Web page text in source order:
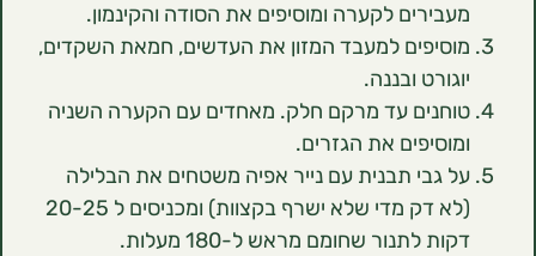
לקערה ומוסיפים את הסודה והקינמון.
למעבד המזון את העדשים, חמאת השקדים,
ובננה.
עד מרקם חלק. מאחדים עם הקערה השניה
את הגזרים.
גבי תבנית עם נייר אפיה משטחים את הבלילה
(לא דק מדי שלא ישרף בקצוות) ומכניסים ל 20-25
לתנור שחומם מראש ל-180 מעלות.